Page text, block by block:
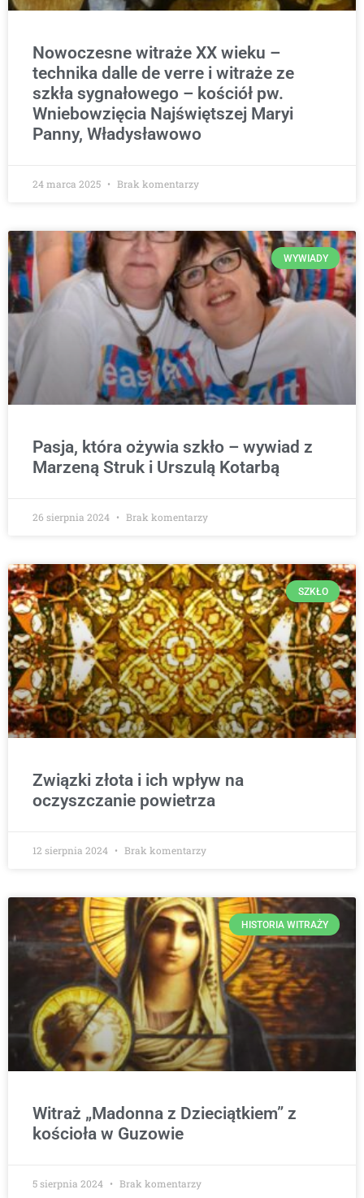
Nowoczesne witraże XX wieku –
technika dalle de verre i witraże ze
szkła sygnałowego – kościół pw.
Wniebowzięcia Najświętszej Maryi
Panny, Władysławowo
24 marca 2025 Brak komentarzy
WYWIADY
Pasja, która ożywia szkło – wywiad z
Marzeną Struk i Urszulą Kotarbą
26 sierpnia 2024 Brak komentarzy
SZKŁO
Związki złota i ich wpływ na
oczyszczanie powietrza
12 sierpnia 2024 Brak komentarzy
HISTORIA WITRAŻY
Witraż „Madonna z Dzieciątkiem” z
kościoła w Guzowie
5 sierpnia 2024 Brak komentarzy